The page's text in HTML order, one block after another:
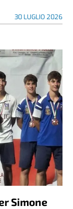
30 LUGLIO 2026
Simone